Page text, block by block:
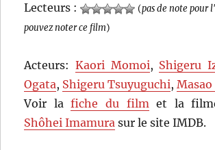
Lecteurs : (pas de note pour
pouvez noter ce film)
Acteurs: Kaori Momoi, Shigeru
Ogata, Shigeru Tsuyuguchi,
Voir lafiche du filmet la
Shôhei Imamura sur le site IMDB.